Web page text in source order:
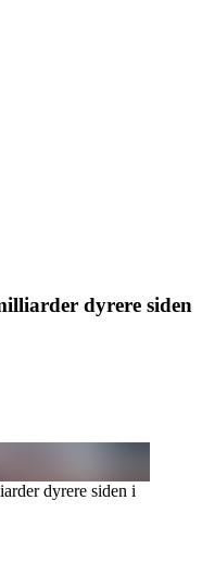
dyrere siden
dyrere siden i